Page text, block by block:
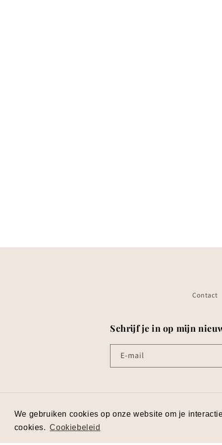
We gebruiken cookies op onze website om je
cookies. Cookiebeleid
Contact
Schrijf je in op mijn
E‑mail
| Ganzemanstraat 3